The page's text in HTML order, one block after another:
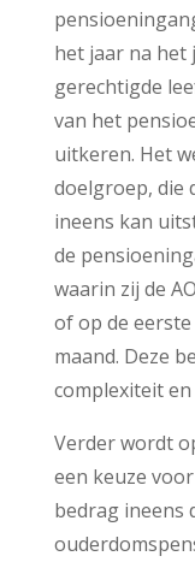
het jaar na het
gerechtigde
van het
uitkeren. Het
doelgroep, die
ineens kan
de
waarin zij de
of op de
maand. Deze
complexiteit
Verder wordt
een keuze
bedrag ineens